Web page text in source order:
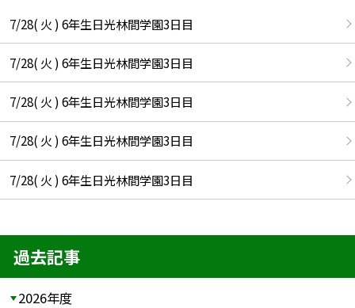
7/28( 火 ) 6年生日光林間学園3日目
7/28( 火 ) 6年生日光林間学園3日目
7/28( 火 ) 6年生日光林間学園3日目
7/28( 火 ) 6年生日光林間学園3日目
7/28( 火 ) 6年生日光林間学園3日目
過去記事
2026年度